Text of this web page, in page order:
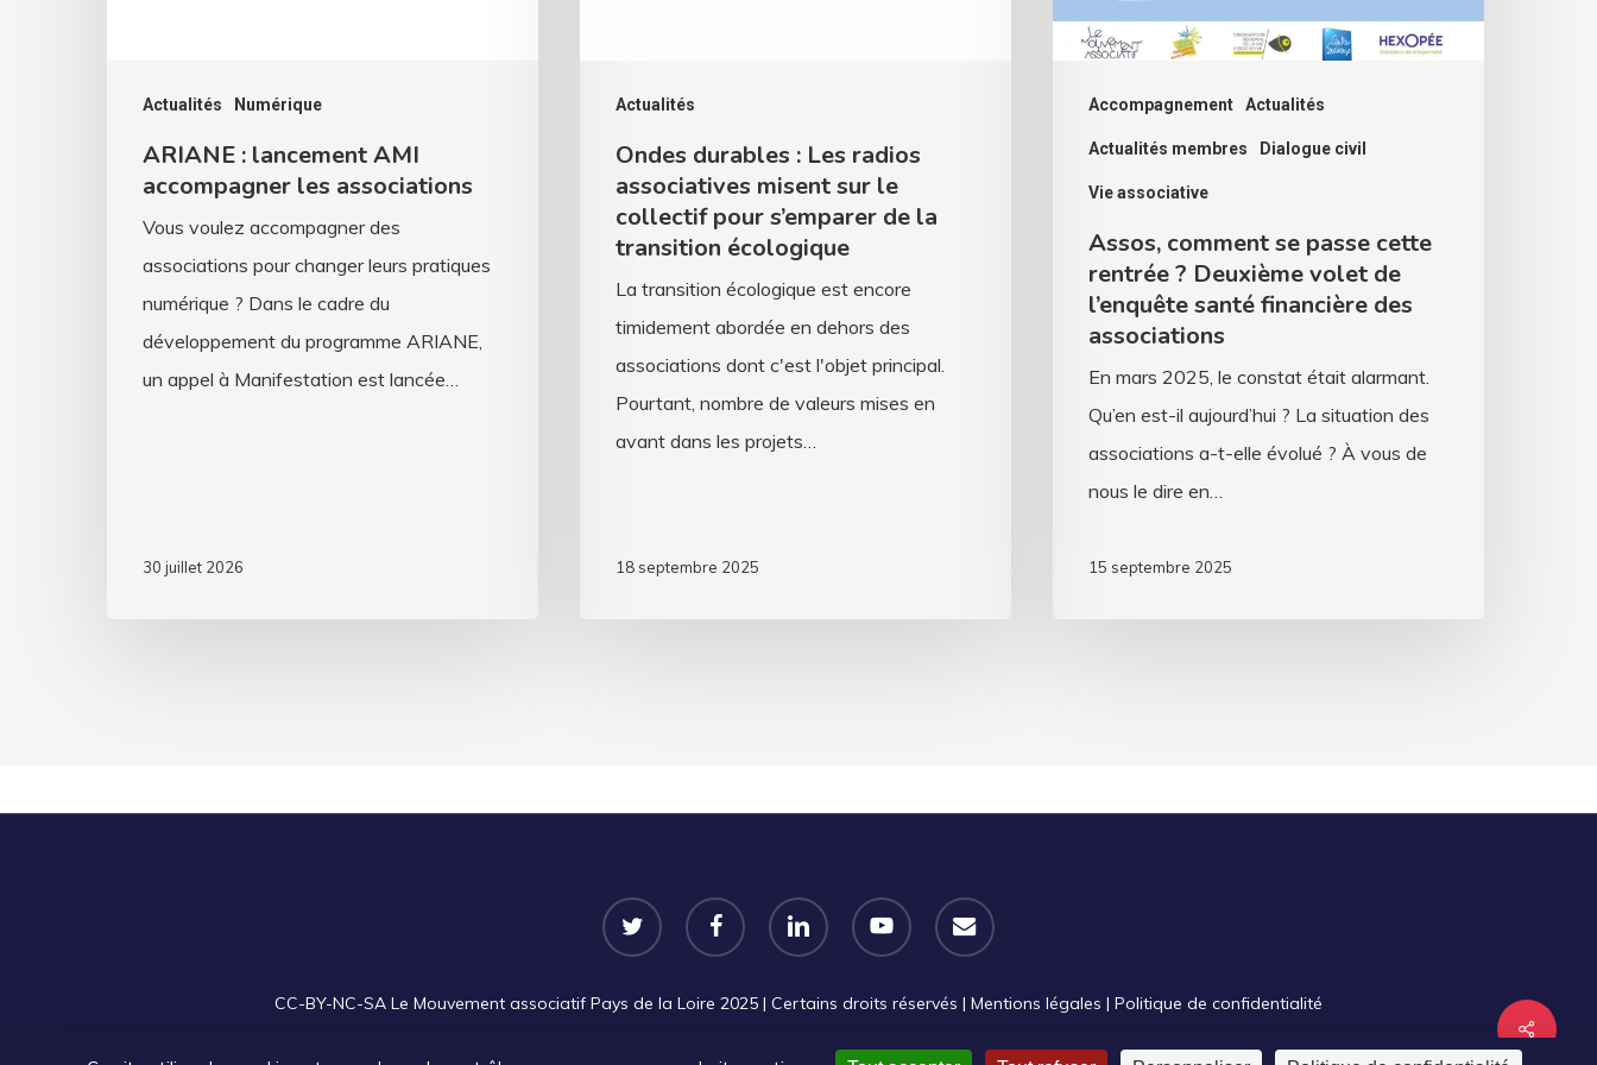
Actualités Numérique
ARIANE : lancement AMI
accompagner les associations
Vous voulez accompagner des
associations pour changer leurs pratiques
numérique ? Dans le cadre du
développement du programme ARIANE,
un appel à Manifestation est lancée…
30 juillet 2026
Actualités
s’emparer
transition
écologique
Ondes durables : Les radios
associatives misent sur le
collectif pour s’emparer de la
transition écologique
La transition écologique est encore
timidement abordée en dehors des
associations dont c'est l'objet principal.
Pourtant, nombre de valeurs mises en
avant dans les projets…
18 septembre 2025
Accompagnement Actualités
Actualités membres Dialogue civil
Vie associative
?
Deuxième
volet
financière
associations
Assos, comment se passe cette
rentrée ? Deuxième volet de
l’enquête santé financière des
associations
En mars 2025, le constat était alarmant.
Qu’en est-il aujourd’hui ? La situation des
associations a-t-elle évolué ? À vous de
nous le dire en…
15 septembre 2025
Share
twitter facebook linkedin youtube email
CC-BY-NC-SA Le Mouvement associatif Pays de la Loire 2025 | Certains droits réservés | Mentions légales | Politique de confidentialité